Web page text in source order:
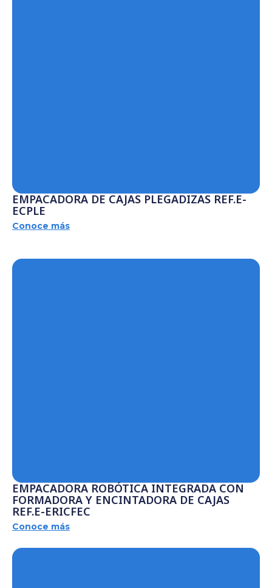
EMPACADORA DE CAJAS PLEGADIZAS REF.E-
ECPLE
Conoce más
EMPACADORA ROBÓTICA INTEGRADA CON
FORMADORA Y ENCINTADORA DE CAJAS
REF.E-ERICFEC
Conoce más